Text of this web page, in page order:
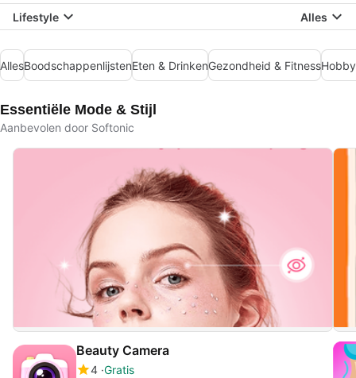
Lifestyle Alles
AllesBoodschappenlijstenEten & DrinkenGezondheid & Fitness
Essentiële Mode & Stijl
Aanbevolen door Softonic
Beauty Camera
4 Gratis